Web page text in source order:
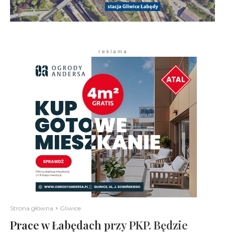
r e k l a m a
Strona główna Gliwice
Prace w Łabędach przy PKP. Będzie